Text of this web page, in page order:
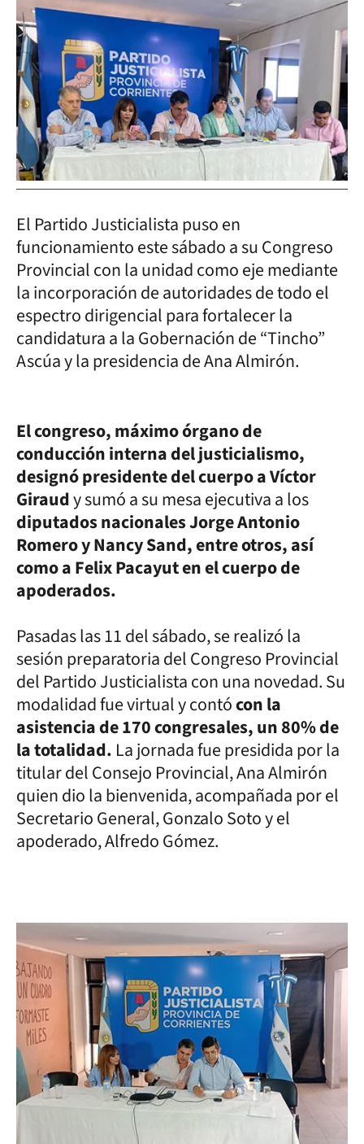
El Partido Justicialista puso en
funcionamiento este sábado a su Congreso
Provincial con la unidad como eje mediante
la incorporación de autoridades de todo el
espectro dirigencial para fortalecer la
candidatura a la Gobernación de “Tincho”
Ascúa y la presidencia de Ana Almirón.
El congreso, máximo órgano de
conducción interna del justicialismo,
designó presidente del cuerpo a Víctor
Giraudy sumó a su mesa ejecutiva a los
diputados nacionales Jorge Antonio
Romero y Nancy Sand, entre otros, así
como a Felix Pacayut en el cuerpo de
apoderados.
Pasadas las 11 del sábado, se realizó la
sesión preparatoria del Congreso Provincial
del Partido Justicialista con una novedad. Su
modalidad fue virtual y contócon la
asistencia de 170 congresales, un 80% de
la totalidad. La jornada fue presidida por la
titular del Consejo Provincial, Ana Almirón
quien dio la bienvenida, acompañada por el
Secretario General, Gonzalo Soto y el
apoderado, Alfredo Gómez.